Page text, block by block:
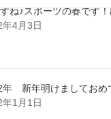
ね♪スポーツの春です
年4月3日
年 新年明けましておめ
年1月1日